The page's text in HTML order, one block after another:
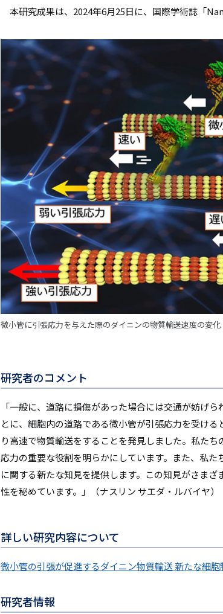
本研究成果は、2024年6月25日に、国際学術誌「
微小管に引張応力を与えた際のダイニンの物質輸送速度の変化
研究者のコメント
「一般に、道路に損傷があった場合には交通が妨げ
とに、細胞内の道路である微小管が引張応力を受け
り高速で物質輸送をすることを発見しました。私た
応力の重要な役割を明らかにしています。また、私
に関する新たな知見を提供します。この知見がさま
性を秘めています。」（ナスリン サエダ・ルバイヤ）
詳しい研究内容について
微小管の引張が促進するダイニン物質輸送 新たな細
研究者情報